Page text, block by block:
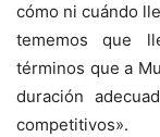
cómo ni cuándo
tememos que
términos que a
duración
competitivos».